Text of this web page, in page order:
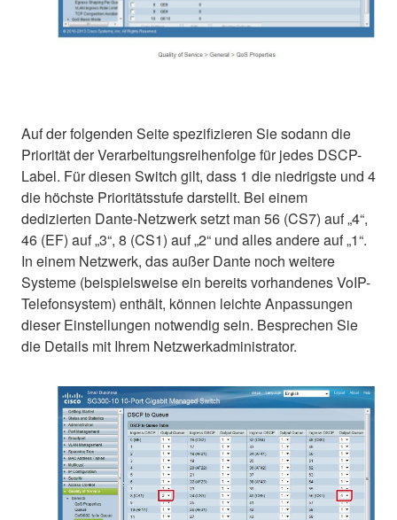
Auf der folgenden Seite spezifizieren Sie sodann die
Priorität der Verarbeitungsreihenfolge für jedes DSCP-
Label. Für diesen Switch gilt, dass 1 die niedrigste und 4
die höchste Prioritätsstufe darstellt. Bei einem
dedizierten Dante-Netzwerk setzt man 56 (CS7) auf „4“,
46 (EF) auf „3“, 8 (CS1) auf „2“ und alles andere auf „1“.
In einem Netzwerk, das außer Dante noch weitere
Systeme (beispielsweise ein bereits vorhandenes VoIP-
Telefonsystem) enthält, können leichte Anpassungen
dieser Einstellungen notwendig sein. Besprechen Sie
die Details mit Ihrem Netzwerkadministrator.